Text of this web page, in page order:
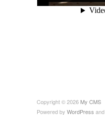
Copyright © 2026 My CMS
Powered by WordPress and